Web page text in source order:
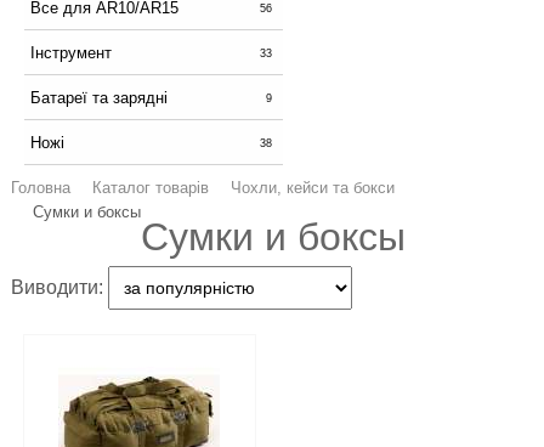
Все для AR10/AR15 56
Інструмент 33
Батареї та зарядні 9
Ножі 38
Головна Каталог товарів
Чохли, кейси та бокси
Сумки и боксы
Сумки и боксы
Виводити: